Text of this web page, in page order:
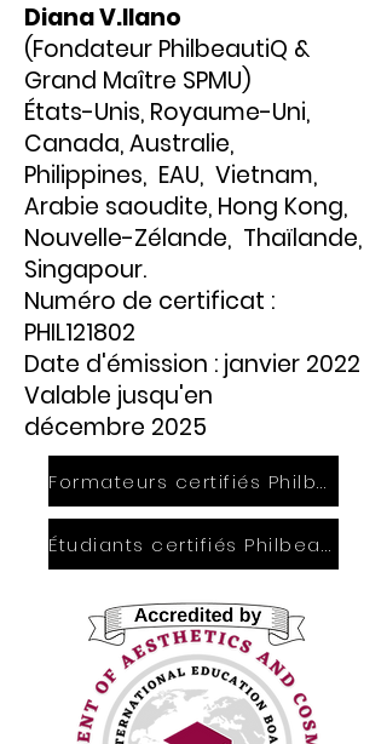
Diana V.Ilano
(Fondateur PhilbeautiQ &
Grand Maître SPMU)
États-Unis, Royaume-Uni,
Canada, Australie,
Philippines, EAU, Vietnam,
Arabie saoudite, Hong Kong,
Nouvelle-Zélande, Thaïlande,
Singapour.
Numéro de certificat :
PHIL121802
Date d'émission : janvier 2022
Valable jusqu'en
décembre 2025
Formateurs certifiés PhilbeautiQ
Étudiants certifiés PhilbeautiQ